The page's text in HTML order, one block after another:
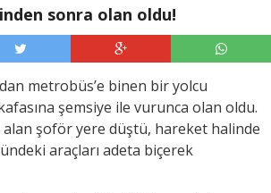
sonra olan oldu!
metrobüs’e binen bir yolcu
şemsiye ile vurunca olan oldu.
alan şoför yere düştü, hareket halinde
araçları adeta biçerek